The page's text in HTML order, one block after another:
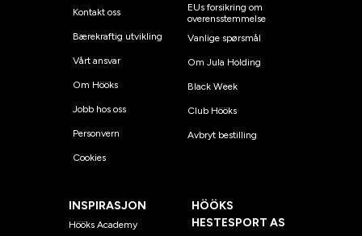
Kontakt oss
Bærekraftig utvikling
Vårt ansvar
Om Hööks
Jobb hos oss
Personvern
Cookies
EUs forsikring om
overensstemmelse
Vanlige spørsmål
Om Jula Holding
Black Week
Club Hööks
Avbryt bestilling
INSPIRASJON
Hööks Academy
HÖÖKS
HESTESPORT AS